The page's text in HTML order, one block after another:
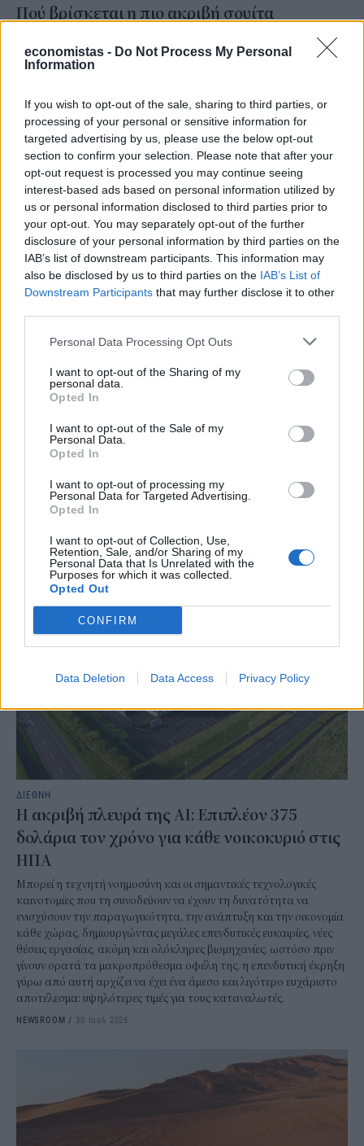
economistas - Do Not Process My Personal
Information
If you wish to opt-out of the sale, sharing to third parties, or
processing of your personal or sensitive information for
targeted advertising by us, please use the below opt-out
section to confirm your selection. Please note that after your
opt-out request is processed you may continue seeing
interest-based ads based on personal information utilized by
us or personal information disclosed to third parties prior to
your opt-out. You may separately opt-out of the further
disclosure of your personal information by third parties on the
IAB’s list of downstream participants. This information may
also be disclosed by us to third parties on the IAB’s List of
Downstream Participants that may further disclose it to other
Personal Data Processing Opt Outs
I want to opt-out of the Sharing of my
personal data.
Opted In
I want to opt-out of the Sale of my
Personal Data.
Opted In
I want to opt-out of processing my
Personal Data for Targeted Advertising.
Opted In
I want to opt-out of Collection, Use,
Retention, Sale, and/or Sharing of my
Personal Data that Is Unrelated with the
Purposes for which it was collected.
Opted Out
CONFIRM
Data Deletion Data Access Privacy Policy
Πού βρίσκεται η πιο ακριβή σουίτα
Έχετε αναρωτηθεί ποτέ πώς θα ήταν το εσωτερικό ενός από τα
Ντουμπάι και συγκεκριμένα στο Atlantis The Royal, στην τεχνητή
νησίδα Palm Jumeirah, βρίσκεται μία από τις ακριβότερες και πιο
εντυπωσιακές ξενοδοχειακές σουίτες στον κόσμο.
NEWSROOM/ 05 Αυγ 2026
ΔΙΕΘΝΗ
κυριαρχούν στην παραγωγή
Ο καφές αποτελεί βασικό στοιχείο της καθημερινότητας
εκατομμυρίων καταναλωτών παγκοσμίως, και ειδικά στη χώρα
μας μπορεί να συνοδεύει το πρωινό ξύπνημα, το μεσημεριανό
φαγητό, τη συνάντηση με φίλους αλλά και κάποιο επαγγελματικό
προσφέρεται σε δεκάδες παραλλαγές και καλύπτει κάθε γούστο.
NEWSROOM/04 Αυγ 2026
ΔΙΕΘΝΗ
Η ακριβή πλευρά της AI: Επιπλέον 375
δολάρια τον χρόνο για κάθε νοικοκυριό στις
ΗΠΑ
Μπορεί η τεχνητή νοημοσύνη και οι σημαντικές τεχνολογικές
καινοτομίες που τη συνοδεύουν να έχουν τη δυνατότητα να
ενισχύσουν την παραγωγικότητα, την ανάπτυξη και την οικονομία
κάθε χώρας, δημιουργώντας μεγάλες επενδυτικές ευκαιρίες, νέες
θέσεις εργασίας, ακόμη και ολόκληρες βιομηχανίες, ωστόσο πριν
γίνουν ορατά τα μακροπρόθεσμα οφέλη της, η επενδυτική έκρηξη
γύρω από αυτή αρχίζει να έχει ένα άμεσο και λιγότερο ευχάριστο
αποτέλεσμα: υψηλότερες τιμές για τους καταναλωτές.
NEWSROOM / 30 Ιουλ 2026